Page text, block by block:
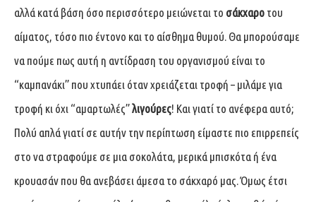
αλλά κατά βάση όσο περισσότερο μειώνεται το σάκχαρο του
αίματος, τόσο πιο έντονο και το αίσθημα θυμού. Θα μπορούσαμε
να πούμε πως αυτή η αντίδραση του οργανισμού είναι το
“καμπανάκι” που χτυπάει όταν χρειάζεται τροφή – μιλάμε για
τροφή κι όχι “αμαρτωλές”λιγούρες! Και γιατί το ανέφερα αυτό;
Πολύ απλά γιατί σε αυτήν την περίπτωση είμαστε πιο επιρρεπείς
στο να στραφούμε σε μια σοκολάτα, μερικά μπισκότα ή ένα
κρουασάν που θα ανεβάσει άμεσα το σάκχαρό μας. Όμως έτσι